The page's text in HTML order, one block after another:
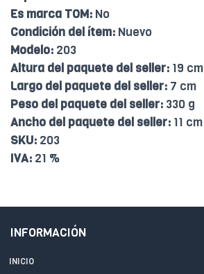
Es marca TOM: No
Condición del ítem: Nuevo
Modelo: 203
Altura del paquete del seller: 19 cm
Largo del paquete del seller: 7 cm
Peso del paquete del seller: 330 g
Ancho del paquete del seller: 11 cm
SKU: 203
IVA: 21 %
INFORMACIÓN
INICIO